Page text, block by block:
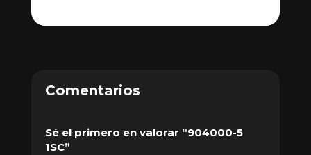
Comentarios
Sé el primero en valorar “904000-5
1SC”